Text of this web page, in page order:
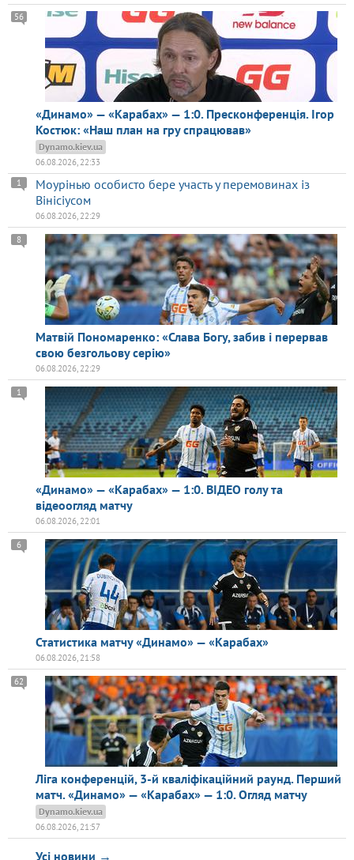
«Динамо» — «Карабах» — 1:0. Пресконференція. Ігор
Костюк: «Наш план на гру спрацював»
56
Dynamo.kiev.ua
06.08.2026, 22:33
Моурінью особисто бере участь у перемовинах із
Вінісіусом
1
06.08.2026, 22:29
Матвій Пономаренко: «Слава Богу, забив і перервав
свою безгольову серію»
8
06.08.2026, 22:29
«Динамо» — «Карабах» — 1:0. ВІДЕО голу та
відеоогляд матчу
1
06.08.2026, 22:01
Статистика матчу «Динамо» — «Карабах»
6
06.08.2026, 21:58
Ліга конференцій, 3-й кваліфікаційний раунд. Перший
матч. «Динамо» — «Карабах» — 1:0. Огляд матчу
62
Dynamo.kiev.ua
06.08.2026, 21:57
Усі новини →